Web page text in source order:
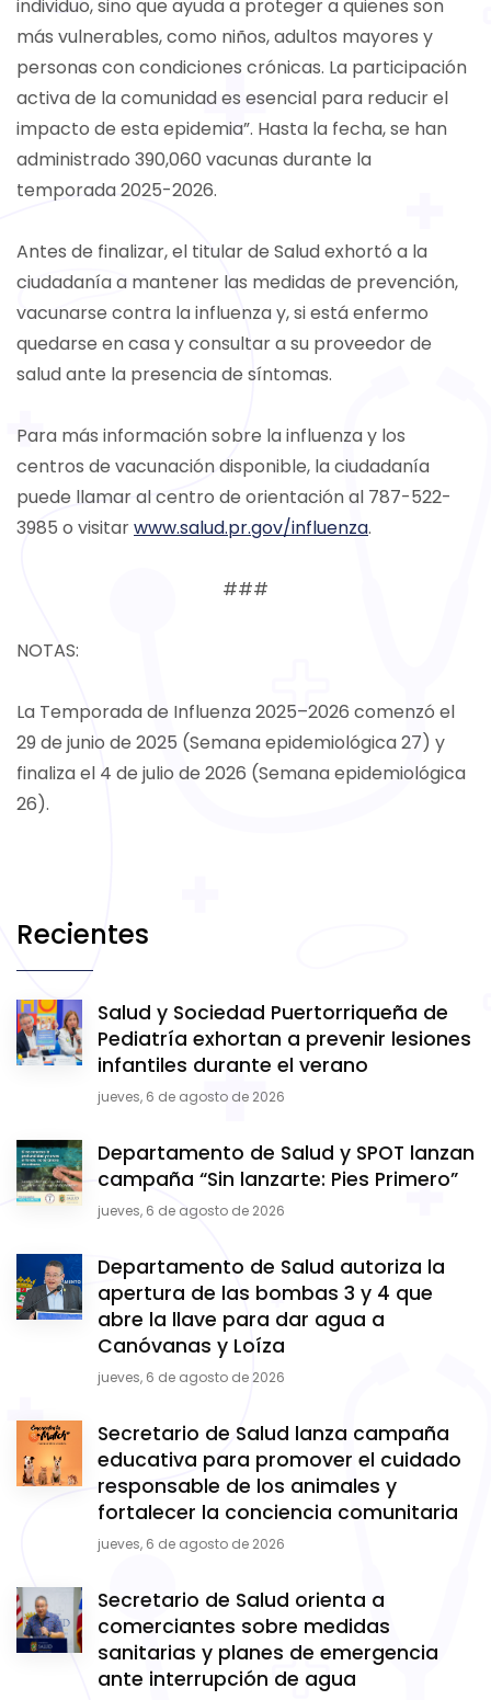
individuo, sino que ayuda a proteger a quienes son
más vulnerables, como niños, adultos mayores y
personas con condiciones crónicas. La participación
activa de la comunidad es esencial para reducir el
impacto de esta epidemia”. Hasta la fecha, se han
administrado 390,060 vacunas durante la
temporada 2025-2026.
Antes de finalizar, el titular de Salud exhortó a la
ciudadanía a mantener las medidas de prevención,
vacunarse contra la influenza y, si está enfermo
quedarse en casa y consultar a su proveedor de
salud ante la presencia de síntomas.
Para más información sobre la influenza y los
centros de vacunación disponible, la ciudadanía
puede llamar al centro de orientación al 787-522-
3985 o visitarwww.salud.pr.gov/influenza.
###
NOTAS:
La Temporada de Influenza 2025–2026 comenzó el
29 de junio de 2025 (Semana epidemiológica 27) y
finaliza el 4 de julio de 2026 (Semana epidemiológica
26).
Recientes
Salud y Sociedad Puertorriqueña de
Pediatría exhortan a prevenir lesiones
infantiles durante el verano
jueves, 6 de agosto de 2026
Departamento de Salud y SPOT lanzan
campaña “Sin lanzarte: Pies Primero”
jueves, 6 de agosto de 2026
Departamento de Salud autoriza la
apertura de las bombas 3 y 4 que
abre la llave para dar agua a
Canóvanas y Loíza
jueves, 6 de agosto de 2026
Secretario de Salud lanza campaña
educativa para promover el cuidado
responsable de los animales y
fortalecer la conciencia comunitaria
jueves, 6 de agosto de 2026
Secretario de Salud orienta a
comerciantes sobre medidas
sanitarias y planes de emergencia
ante interrupción de agua